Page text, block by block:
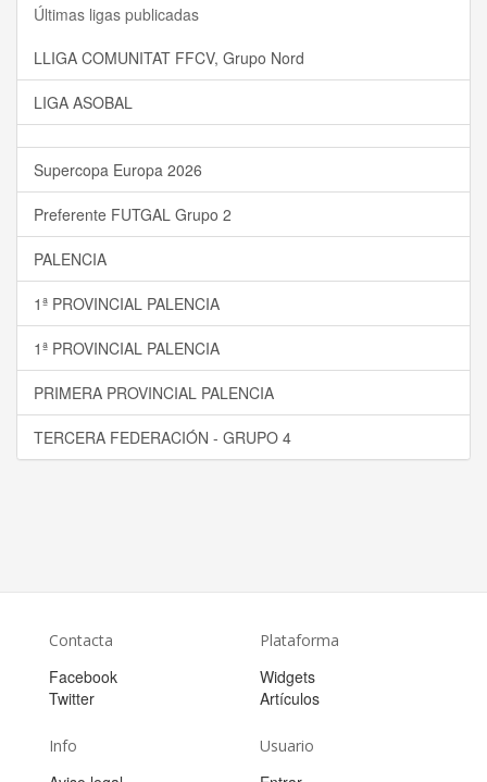
Últimas ligas publicadas
LLIGA COMUNITAT FFCV, Grupo Nord
LIGA ASOBAL
Supercopa Europa 2026
Preferente FUTGAL Grupo 2
PALENCIA
1ª PROVINCIAL PALENCIA
1ª PROVINCIAL PALENCIA
PRIMERA PROVINCIAL PALENCIA
TERCERA FEDERACIÓN - GRUPO 4
Contacta
Facebook
Twitter
Plataforma
Widgets
Artículos
Info Usuario